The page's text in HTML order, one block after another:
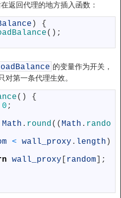
返回代理的地方插入函数：
)
{
( ) ;
的变量作为开关，
对第一条代理生效。
( )
{
0 ;
Math . round( ( Math . rando
< wall_proxy . length )
wall_proxy random
;